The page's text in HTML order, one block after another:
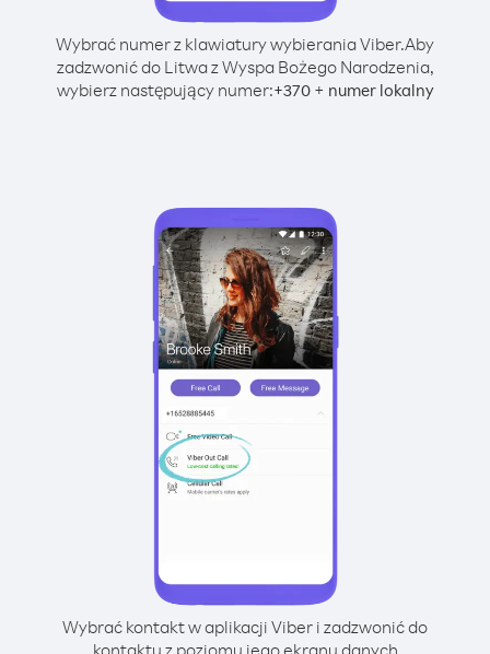
Wybrać numer z klawiatury wybierania Viber.Aby
zadzwonić do Litwa z Wyspa Bożego Narodzenia,
wybierz następujący numer:+370+ numer lokalny
Wybrać kontakt w aplikacji Viber i zadzwonić do
kontaktu z poziomu jego ekranu danych